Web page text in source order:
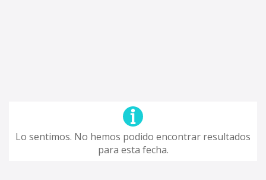
Lo sentimos. No hemos podido encontrar resultados
para esta fecha.